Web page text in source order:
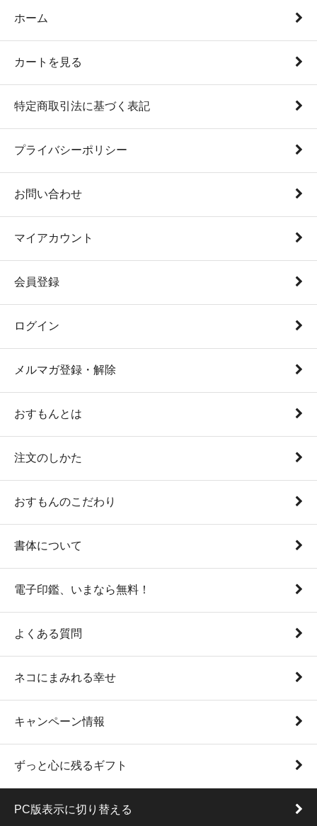
ホーム
カートを見る
特定商取引法に基づく表記
プライバシーポリシー
お問い合わせ
マイアカウント
会員登録
ログイン
メルマガ登録・解除
おすもんとは
注文のしかた
おすもんのこだわり
書体について
電子印鑑、いまなら無料！
よくある質問
ネコにまみれる幸せ
キャンペーン情報
ずっと心に残るギフト
PC版表示に切り替える